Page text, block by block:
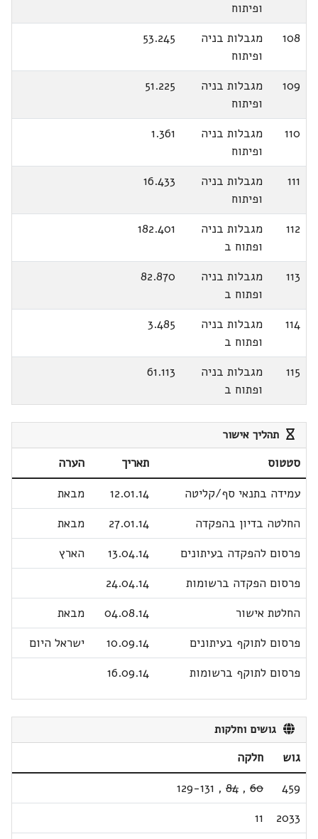
ופיתוח
108
מגבלות בניה
ופיתוח
53.245
109
מגבלות בניה
ופיתוח
51.225
110
מגבלות בניה
ופיתוח
1.361
111
מגבלות בניה
ופיתוח
16.433
112
מגבלות בניה
ופתוח ב
182.401
113
מגבלות בניה
ופתוח ב
82.870
114
מגבלות בניה
ופתוח ב
3.485
115
מגבלות בניה
ופתוח ב
61.113
תהליך אישור
סטטוס תאריך
הערה
עמידה בתנאי סף/קליטה
12.01.14
מבאת
החלטה בדיון בהפקדה
27.01.14
מבאת
פרסום להפקדה בעיתונים
13.04.14
הארץ
פרסום הפקדה ברשומות
24.04.14
החלטת אישור
04.08.14
מבאת
פרסום לתוקף בעיתונים
10.09.14
ישראל היום
פרסום לתוקף ברשומות
16.09.14
גושים וחלקות
גוש
חלקה
459
60
,
84
,
129-131
2033
11